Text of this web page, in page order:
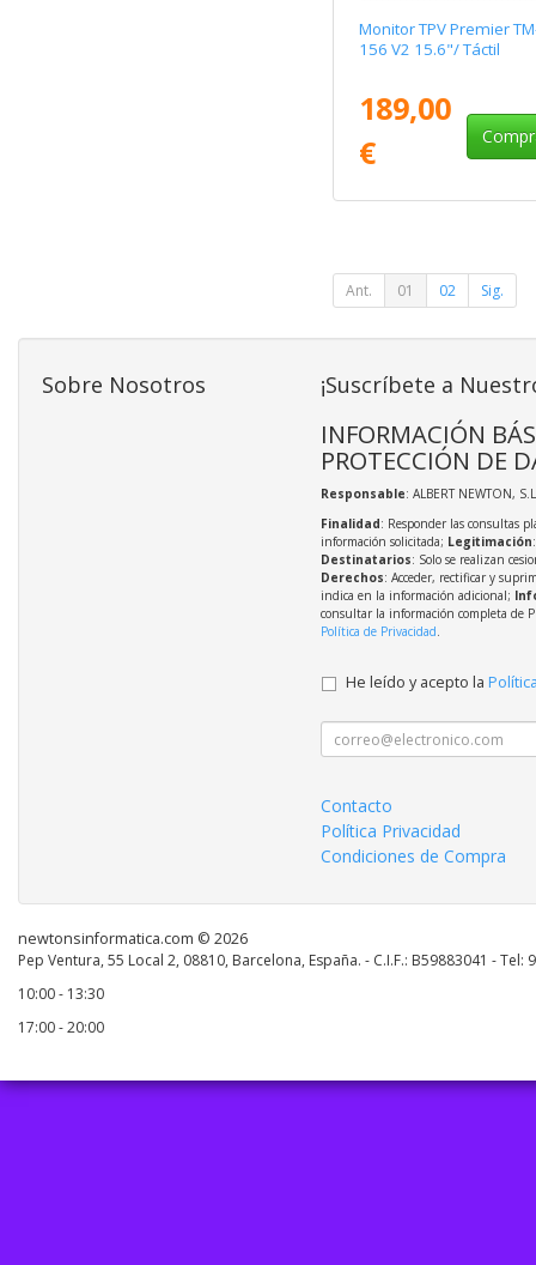
Monitor TPV Premier
156 V2 15.6"/ Táctil
189,00
€
Ant. 01 02 Sig.
Sobre Nosotros ¡Suscríbete a
INFORMACIÓN
PROTECCIÓN DE
Responsable: ALBERT NEWTON,
Finalidad: Responder las consultas
información solicitada; Legitimación
Destinatarios: Solo se realizan
Derechos: Acceder, rectificar y
indica en la información adicional;
consultar la información completa de
Política de Privacidad.
He leído y acepto la
Contacto
Política Privacidad
Condiciones de Compra
newtonsinformatica.com © 2026
Pep Ventura, 55 Local 2, 08810, Barcelona, España. - C.I.F.: B59883041 - Tel:
10:00 - 13:30
17:00 - 20:00